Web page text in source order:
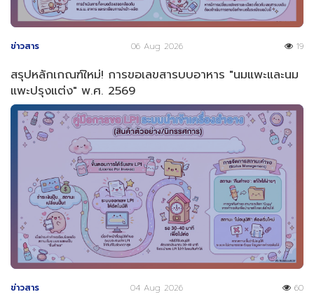
ข่าวสาร 06 Aug 2026 19
สรุปหลักเกณฑ์ใหม่! การขอเลขสารบบอาหาร "นมแพะและนม
แพะปรุงแต่ง" พ.ศ. 2569
ข่าวสาร 04 Aug 2026 60